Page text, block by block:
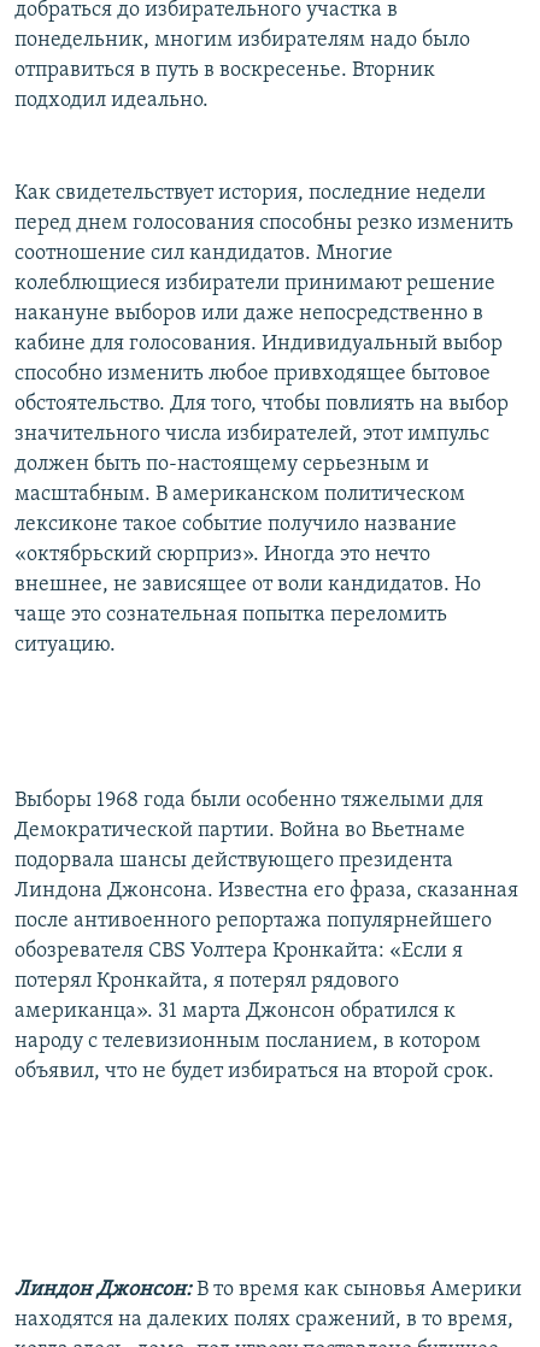
добраться до избирательного участка в
понедельник, многим избирателям надо было
отправиться в путь в воскресенье. Вторник
подходил идеально.
Как свидетельствует история, последние недели
перед днем голосования способны резко изменить
соотношение сил кандидатов. Многие
колеблющиеся избиратели принимают решение
накануне выборов или даже непосредственно в
кабине для голосования. Индивидуальный выбор
способно изменить любое привходящее бытовое
обстоятельство. Для того, чтобы повлиять на выбор
значительного числа избирателей, этот импульс
должен быть по-настоящему серьезным и
масштабным. В американском политическом
лексиконе такое событие получило название
«октябрьский сюрприз». Иногда это нечто
внешнее, не зависящее от воли кандидатов. Но
чаще это сознательная попытка переломить
ситуацию.
Выборы 1968 года были особенно тяжелыми для
Демократической партии. Война во Вьетнаме
подорвала шансы действующего президента
Линдона Джонсона. Известна его фраза, сказанная
после антивоенного репортажа популярнейшего
обозревателя CBS Уолтера Кронкайта: «Если я
потерял Кронкайта, я потерял рядового
американца». 31 марта Джонсон обратился к
народу с телевизионным посланием, в котором
объявил, что не будет избираться на второй срок.
Линдон Джонсон:В то время как сыновья Америки
находятся на далеких полях сражений, в то время,